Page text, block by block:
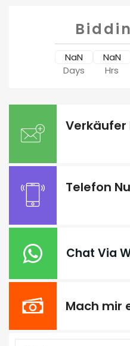
NaN
Days
NaN
Hrs
Telefon
Chat Via
Mach mir